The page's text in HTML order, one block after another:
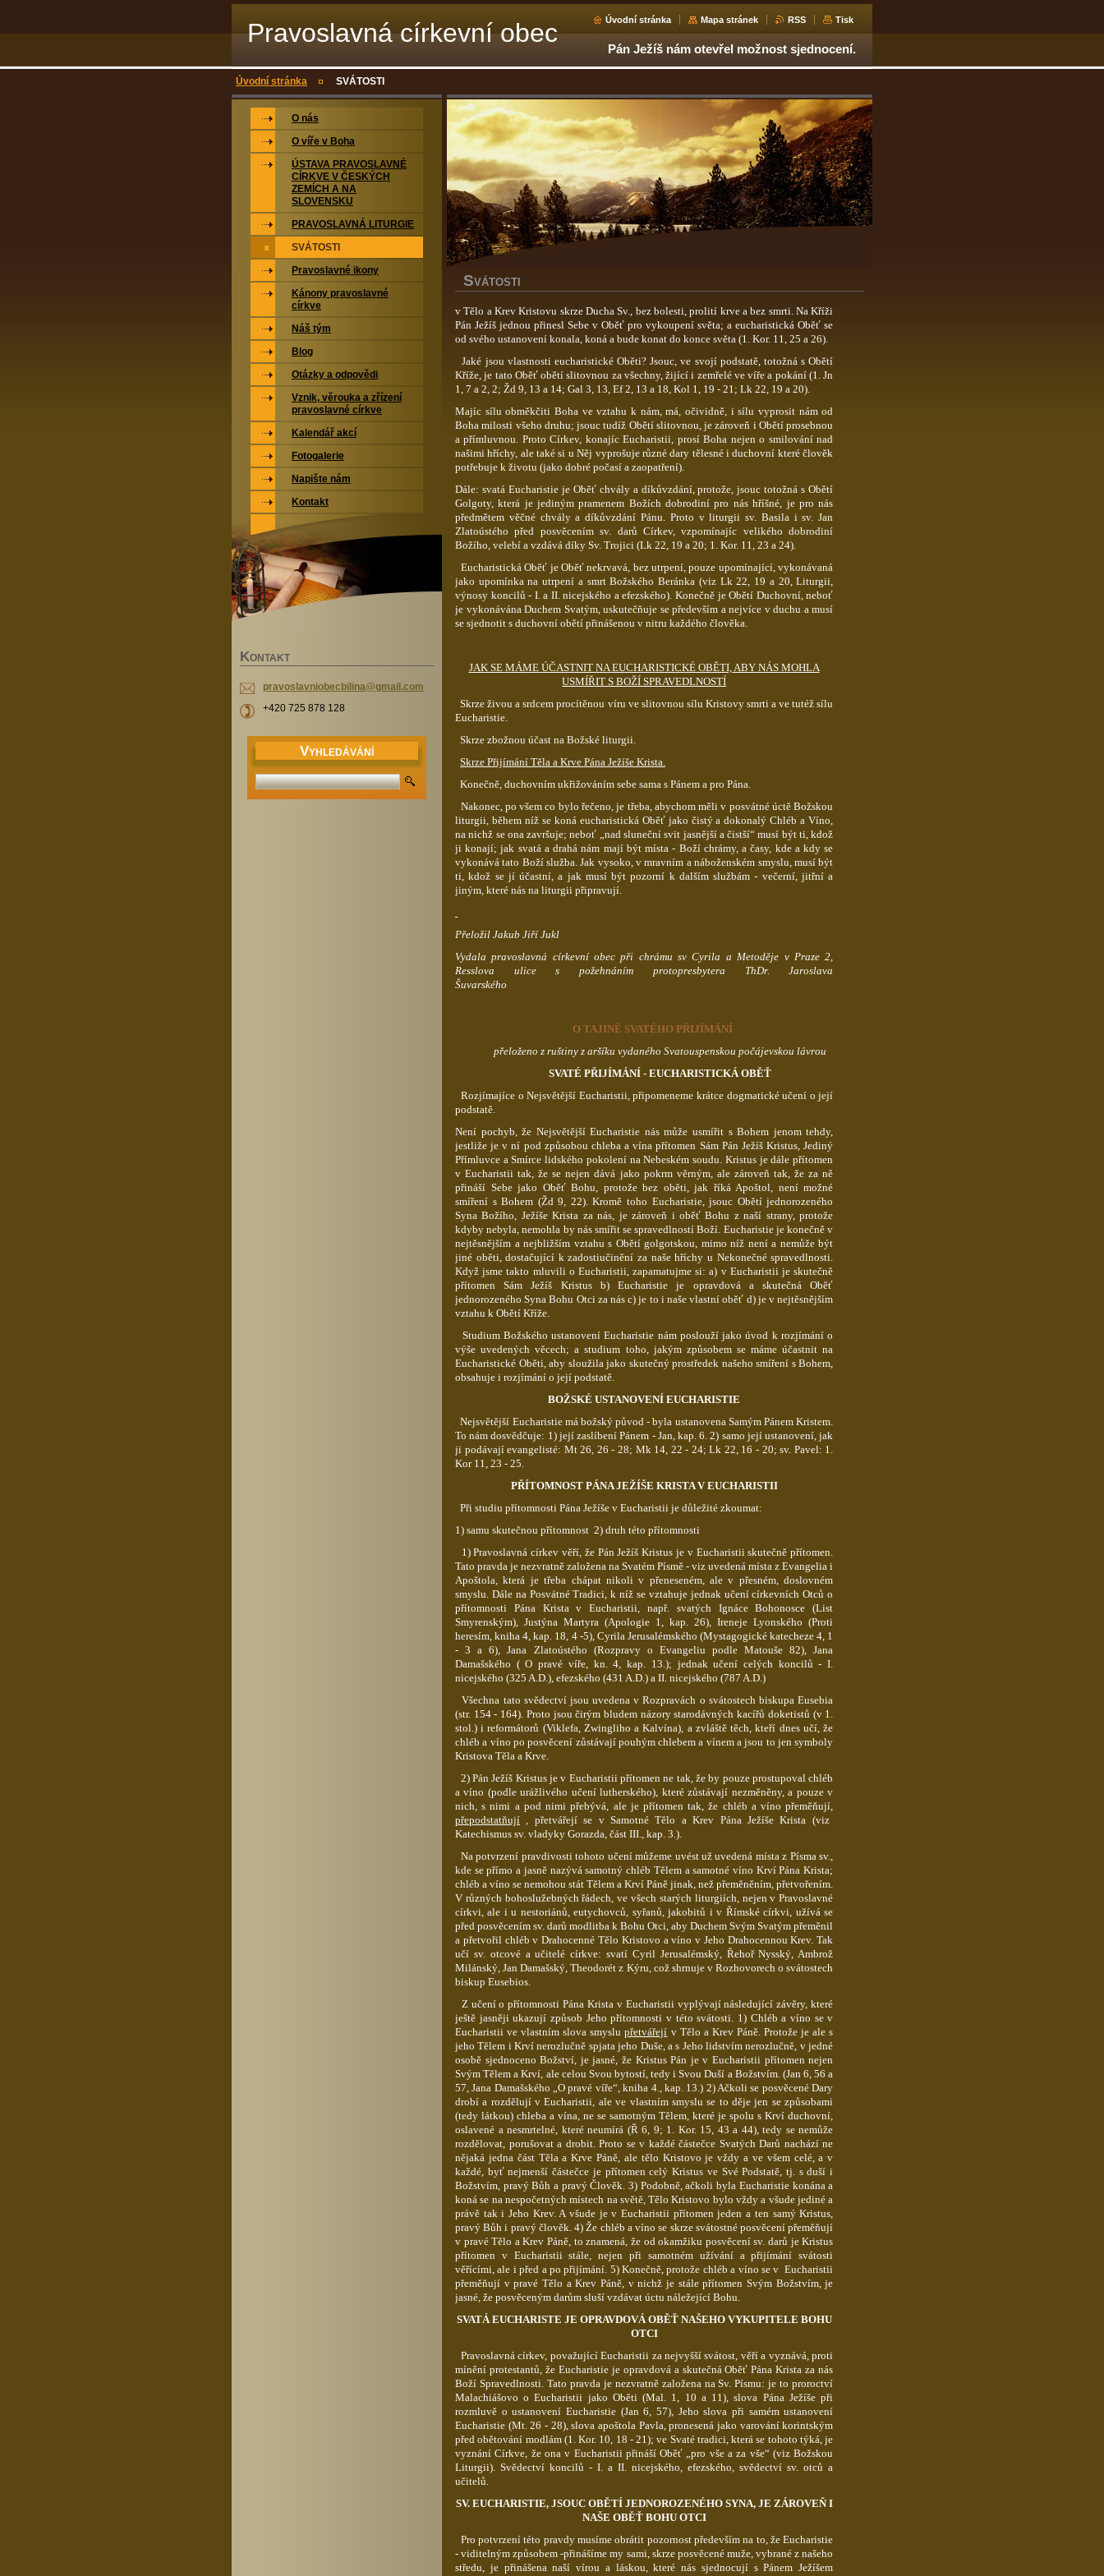
Pravoslavná církevní obec
Bílina
Úvodní stránka Mapa stránek RSS Tisk
Pán Ježíš nám otevřel možnost sjednocení.
Úvodní stránka SVÁTOSTI
SVÁTOSTI
v Tělo a Krev Kristovu skrze Ducha Sv., bez bolesti, prolití krve a bez smrti. Na Kříži
Pán Ježíš jednou přinesl Sebe v Oběť pro vykoupení světa; a eucharistická Oběť se
od svého ustanovení konala, koná a bude konat do konce světa (1. Kor. 11, 25 a 26).
Jaké jsou vlastnosti eucharistické Oběti? Jsouc, ve svojí podstatě, totožná s Obětí
Kříže, je tato Oběť obětí slitovnou za všechny, žijící i zemřelé ve víře a pokání (1.Jn
1, 7 a 2, 2; Žd 9, 13 a 14; Gal 3, 13, Ef2, 13 a 18, Kol 1, 19 - 21; Lk 22, 19 a 20).
Majíc síluobměkčiti Boha ve vztahu k nám, má, očividně, i sílu vyprosit nám od
Boha milosti všeho druhu; jsouc tudíž Obětí slitovnou, je zároveň i Obětí prosebnou
a přímluvnou. Proto Církev, konajíc Eucharistii, prosí Boha nejen o smilování nad
našimi hříchy, ale také si u Něj vyprošuje různé dary tělesné i duchovní které člověk
potřebuje k životu (jako dobré počasí a zaopatření).
Dále: svatá Eucharistie je Oběť chvály a díkůvzdání, protože, jsouc totožná s Obětí
Golgoty, která je jediným pramenem Božích dobrodiní pro nás hříšné, je pro nás
předmětem věčné chvály a díkůvzdání Pánu. Proto v liturgii sv. Basilai sv. Jan
Zlatoústého před posvěcením sv. darů Církev, vzpomínajíc velikého dobrodiní
Božího, velebí a vzdává díky Sv. Trojici (Lk 22, 19 a 20; 1. Kor. 11, 23 a 24).
Eucharistická Oběť je Oběť nekrvavá, bez utrpení, pouze upomínající, vykonávaná
jako upomínka na utrpení a smrt Božského Beránka (viz Lk22, 19 a 20, Liturgii,
výnosy koncilů - I. a II.nicejského aefezského). Konečně je Obětí Duchovní, neboť
je vykonávána Duchem Svatým, uskutečňuje se především a nejvíce v duchu a musí
se sjednotit s duchovní obětí přinášenou v nitru každého člověka.
JAK SE MÁME ÚČASTNIT NA EUCHARISTICKÉ OBĚTI, ABY NÁS MOHLA
USMÍŘIT S BOŽÍ SPRAVEDLNOSTÍ
Skrze živou a srdcem procítěnou víru ve slitovnou sílu Kristovy smrti a ve tutéž sílu
Eucharistie.
Skrze zbožnou účast na Božské liturgii.
Skrze Přijímání Těla a Krve Pána Ježíše Krista.
Konečně, duchovním ukřižováním sebe sama s Pánem a pro Pána.
Nakonec, po všem co bylo řečeno, je třeba, abychom měli v posvátné úctě Božskou
liturgii, během níž se koná eucharistická Oběť jako čistý a dokonalý Chléb a Víno,
na nichž se ona završuje; neboť „nad sluneční svit jasnější a čistší“ musí být ti, kdož
ji konají; jak svatá a drahá nám mají být místa - Boží chrámy, a časy, kde a kdy se
vykonává tato Boží služba. Jak vysoko, v mravním a náboženském smyslu, musí být
ti, kdož se jí účastní, a jak musí být pozorní k dalším službám - večerní, jitřní a
jiným, které nás na liturgii připravují.
Přeložil Jakub Jiří Jukl
Vydala pravoslavná církevní obec při chrámusv Cyrila a Metoděje v Praze 2,
Resslova ulice s požehnáním protopresbytera ThDr. Jaroslava
Šuvarského
O TAJINĚ SVATÉHO PŘIJÍMÁNÍ
přeloženo z ruštiny z aršíku vydaného Svatouspenskou počájevskou lávrou
SVATÉ PŘIJÍMÁNÍ - EUCHARISTICKÁ OBĚŤ
Rozjímajíce oNejsvětější Eucharistii, připomeneme krátce dogmatické učení o její
podstatě.
Není pochyb, že NejsvětějšíEucharistie nás může usmířit s Bohem jenom tehdy,
jestliže je v ní pod způsobou chleba a vína přítomen Sám Pán Ježíš Kristus, Jediný
Přímluvce a Smírce lidského pokolení na Nebeském soudu. Kristus je dále přítomen
v Eucharistii tak, že se nejen dává jako pokrm věrným, ale zároveň tak, že za ně
přináší Sebe jako Oběť Bohu, protože bez oběti, jak říká Apoštol, není možné
smíření s Bohem (Žd9, 22). Kromě toho Eucharistie, jsouc Obětí jednorozeného
Syna Božího, Ježíše Krista za nás, je zároveň i oběť Bohu z naší strany, protože
kdyby nebyla, nemohla by nás smířit se spravedlností Boží. Eucharistie je konečně v
nejtěsnějším a nejbližším vztahu s Obětí golgotskou, mimo níž není a nemůže být
jiné oběti, dostačující k zadostiučinění za naše hříchy u Nekonečné spravedlnosti.
Když jsme takto mluvili o Eucharistii, zapamatujme si: a) v Eucharistii je skutečně
přítomen Sám Ježíš Kristus b) Eucharistie je opravdová a skutečná Oběť
jednorozeného Syna Bohu Otci za nás c) je to i naše vlastní oběť d) je v nejtěsnějším
vztahu k Obětí Kříže.
Studium Božského ustanovení Eucharistie nám poslouží jako úvod k rozjímání o
výše uvedených věcech; a studium toho, jakým způsobem se máme účastnit na
Eucharistické Oběti, aby sloužila jako skutečný prostředek našeho smíření s Bohem,
obsahuje i rozjímání o její podstatě.
BOŽSKÉ USTANOVENÍ EUCHARISTIE
Nejsvětější Eucharistie má božský původ - byla ustanovena Samým Pánem Kristem.
To nám dosvědčuje: 1) její zaslíbení Pánem - Jan, kap. 6. 2) samo její ustanovení, jak
ji podávají evangelisté: Mt26, 26 - 28; Mk14, 22 - 24;Lk 22, 16 - 20; sv. Pavel: 1.
Kor11, 23 - 25.
PŘÍTOMNOST PÁNA JEŽÍŠE KRISTA V EUCHARISTII
Při studiu přítomnosti Pána Ježíše v Eucharistii je důležité zkoumat:
1) samu skutečnou přítomnost 2) druh této přítomnosti
1) Pravoslavná církev věří, že Pán Ježíš Kristus je v Eucharistii skutečně přítomen.
Tato pravda je nezvratně založena na SvatémPísmě - viz uvedená místa z Evangelia i
Apoštola, která je třeba chápat nikoli v přeneseném, ale v přesném, doslovném
smyslu. Dále na Posvátné Tradici, k níž se vztahuje jednak učení církevních Otců o
přítomnosti Pána Krista v Eucharistii, např. svatých IgnáceBohonosce (List
Smyrenským), Justýna Martyra (Apologie 1, kap. 26),Ireneje Lyonského (Proti
heresím, kniha 4, kap. 18, 4 -5), Cyrila Jerusalémského (Mystagogickékatecheze 4, 1
-3 a 6), Jana Zlatoústého (Rozpravy o Evangeliu podle Matouše 82), Jana
Damašského ( O pravé víře, kn. 4, kap. 13.); jednak učení celých koncilů - I.
nicejského (325 A.D.), efezského (431 A.D.) a II. nicejského (787 A.D.)
Všechna tato svědectví jsou uvedena v Rozpravách o svátostech biskupaEusebia
(str. 154 - 164). Proto jsou čirým bludem názory starodávných kacířů doketistů (v 1.
stol.) i reformátorů (Viklefa, Zwingliho a Kalvína), a zvláště těch, kteří dnes učí, že
chléb a víno po posvěcení zůstávají pouhým chlebem a vínem a jsou to jen symboly
Kristova Těla a Krve.
2) Pán Ježíš Kristus je v Eucharistii přítomen ne tak, že by pouze prostupoval chléb
a víno (podle urážlivého učenílutherského), které zůstávají nezměněny, a pouze v
nich, s nimi a pod nimi přebývá, ale je přítomen tak, že chléb a víno přeměňují,
přepodstatňují , přetvářejí se v Samotné Tělo a Krev Pána Ježíše Krista (viz
Katechismus sv. vladyky Gorazda, část III., kap. 3.).
Na potvrzení pravdivosti tohoto učení můžeme uvést už uvedená místa z Písma sv.,
kde se přímo a jasně nazývá samotný chléb Tělem a samotné víno Krví Pána Krista;
chléb a víno se nemohou stát Tělem a Krví Páně jinak, než přeměněním, přetvořením.
V různých bohoslužebných řádech, ve všech starých liturgiích, nejen v Pravoslavné
církvi, ale i u nestoriánů,eutychovců, syřanů, jakobitů i v Římské církvi, užívá se
před posvěcením sv. darů modlitba k Bohu Otci, aby Duchem Svým Svatým přeměnil
a přetvořil chléb v Drahocenné Tělo Kristovo a víno v Jeho Drahocennou Krev. Tak
učí sv. otcové a učitelé církve: svatí Cyril Jerusalémský, ŘehořNysský, Ambrož
Milánský, Jan Damašský,Theodorét z Kýru, což shrnuje v Rozhovorech o svátostech
biskup Eusebios.
Z učení o přítomnosti Pána Krista v Eucharistii vyplývají následující závěry, které
ještě jasněji ukazují způsob Jeho přítomnosti v této svátosti. 1) Chléb a víno se v
Eucharistii ve vlastním slova smyslupřetvářejí v Tělo a Krev Páně. Protože je ale s
jeho Tělem i Krví nerozlučně spjata jeho Duše, a s Jeho lidstvím nerozlučně, v jedné
osobě sjednoceno Božství, je jasné, že Kristus Pán je v Eucharistii přítomen nejen
Svým Tělem a Krví, ale celou Svou bytostí, tedy i Svou Duší a Božstvím. (Jan 6,56 a
57, Jana Damašského „O pravé víře“, kniha 4., kap. 13.) 2) Ačkoli se posvěcené Dary
drobí a rozdělují v Eucharistii, ale ve vlastním smyslu se to děje jen sezpůsobami
(tedy látkou) chleba a vína, ne se samotným Tělem, které je spolu s Krví duchovní,
oslavené a nesmrtelné, které neumírá (Ř 6, 9; 1. Kor. 15, 43 a 44), tedy se nemůže
rozdělovat, porušovat a drobit. Proto se v každé částečce Svatých Darů nachází ne
nějaká jedna část Těla a Krve Páně, ale tělo Kristovo je vždy a ve všem celé, a v
každé, byť nejmenší částečce je přítomen celý Kristus ve Své Podstatě, tj. s duší i
Božstvím, pravý Bůh a pravý Člověk. 3) Podobně, ačkoli byla Eucharistie konána a
koná se na nespočetných místech na světě, Tělo Kristovo bylo vždy a všude jediné a
právě tak i Jeho Krev. A všude je v Eucharistii přítomen jeden a ten samý Kristus,
pravý Bůh i pravý člověk. 4) Že chléb a víno se skrze svátostné posvěcení přeměňují
v pravé Tělo a Krev Páně, to znamená, že od okamžiku posvěcení sv. darů je Kristus
přítomen v Eucharistii stále, nejen při samotném užívání a přijímání svátosti
věřícími, ale i před a po přijímání. 5) Konečně, protože chléb a víno se v Eucharistii
přeměňují v pravé Tělo a Krev Páně, v nichž je stále přítomen Svým Božstvím, je
jasné, že posvěceným darům sluší vzdávat úctu náležející Bohu.
SVATÁ EUCHARISTE JE OPRAVDOVÁ OBĚŤ NAŠEHO VYKUPITELE BOHU
OTCI
Pravoslavná církev, považující Eucharistii za nejvyšší svátost, věří a vyznává, proti
mínění protestantů, že Eucharistie je opravdová a skutečná Oběť Pána Krista za nás
Boží Spravedlnosti. Tato pravda je nezvratně založena na Sv. Písmu: je to proroctví
Malachiášovo o Eucharistii jako Oběti (Mal. 1, 10 a 11), slova Pána Ježíše při
rozmluvě o ustanovení Eucharistie (Jan 6, 57), Jeho slova při samém ustanovení
Eucharistie (Mt. 26 - 28), slova apoštola Pavla, pronesená jako varování korintským
před obětování modlám (1.Kor. 10, 18 - 21); ve Svaté tradici, která se tohoto týká, je
vyznání Církve, že ona v Eucharistii přináší Oběť „pro vše a za vše“ (viz Božskou
Liturgii). Svědectví koncilů - I. a II.nicejského,efezského, svědectví sv. otců a
učitelů.
SV. EUCHARISTIE, JSOUC OBĚTÍ JEDNOROZENÉHO SYNA, JE ZÁROVEŇ I
NAŠE OBĚŤ BOHU OTCI
Pro potvrzení této pravdy musíme obrátit pozornost především na to, že Eucharistie
- viditelným způsobem -přinášíme my sami, skrze posvěcené muže, vybrané z našeho
středu, je přinášena naší vírou a láskou, které nás sjednocují s Pánem Ježíšem
O nás
O víře v Boha
ÚSTAVA PRAVOSLAVNÉ
CÍRKVE V ČESKÝCH
ZEMÍCH A NA
SLOVENSKU
PRAVOSLAVNÁ LITURGIE
SVÁTOSTI
Pravoslavné ikony
Kánony pravoslavné
církve
Náš tým
Blog
Otázky a odpovědi
Vznik, věrouka a zřízení
pravoslavné církve
Kalendář akcí
Fotogalerie
Napište nám
Kontakt
KONTAKT
pravoslavniobecbilina@gmail.com
+420 725 878 128
VYHLEDÁVÁNÍ